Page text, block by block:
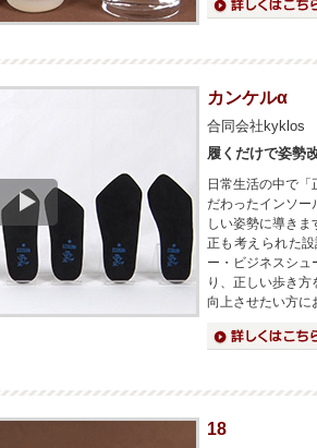
カンケルα
合同会社kyklos
履くだけで姿勢
日常生活の中で
だわったインソー
しい姿勢に導き
正も考えられた
ー・ビジネスシ
り、正しい歩き
向上させたい方に
詳細はこちら
18